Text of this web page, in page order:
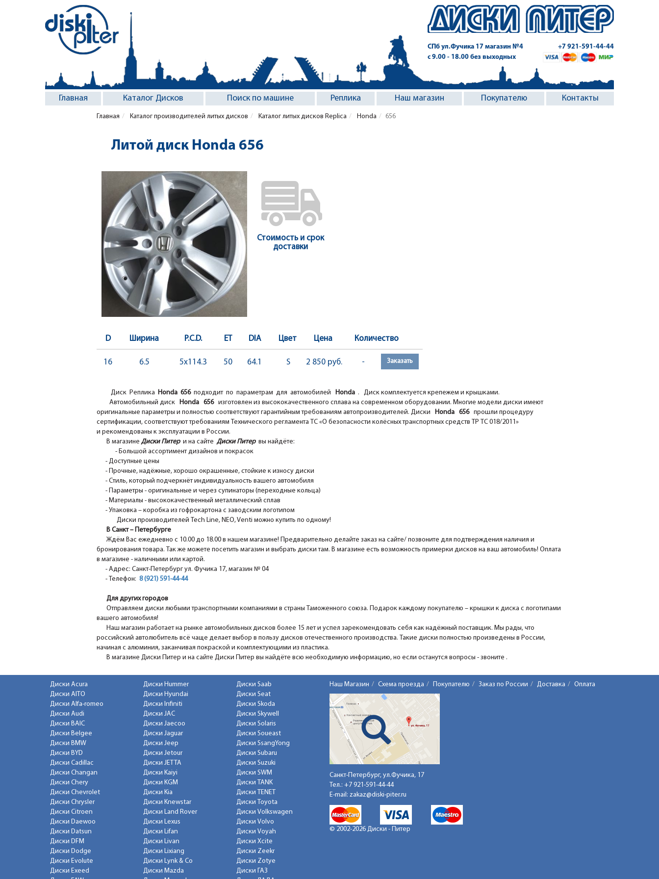
СПб ул.Фучика 17магазин №4
+7 921-591-44-44
с 9.00 - 18.00 без выходных
Главная Каталог Дисков Поиск по машине Реплика Наш магазин Покупателю Контакты
Главная Каталог производителей литых дисков Каталог литых дисков Replica Honda 656
Литой диск Honda 656
Стоимость и срок
доставки
D Ширина P.C.D. ET DIA Цвет Цена Количество
16 6.5 5x114.3 50 64.1 S 2 850 руб. - Заказать
Диск Реплика Honda 656подходит по параметрам для автомобилей Honda . Диск комплектуется крепежем и крышками.
Автомобильный диск
Honda 656 изготовлен из высококачественного сплава на современном оборудовании. Многие модели диски имеют
оригинальные параметры и полностью соответствуют гарантийным требованиям автопроизводителей. Диски Honda 656 прошли процедуру
сертификации, соответствуют требованиям Технического регламента ТС «О безопасности колёсных транспортных средств ТР ТС 018/2011»
и рекомендованы к эксплуатации в России.
В магазине Диски Питер и на сайте Диски Питер вы найдёте:
- Большой ассортимент дизайнов и покрасок
- Доступные цены
- Прочные, надёжные, хорошо окрашенные, стойкие к износу диски
- Стиль, который подчеркнёт индивидуальность вашего автомобиля
- Параметры - оригинальные и через супинаторы (переходные кольца)
- Материалы - высококачественный металлический сплав
- Упаковка – коробка из гофрокартона с заводским логотипом
Диски производителей Tech Line, NEO, Venti можно купить по одному!
В Санкт – Петербурге
Ждём Вас ежедневно с 10.00 до 18.00 в нашем магазине! Предварительно делайте заказ на сайте/ позвоните для подтверждения наличия и
бронирования товара. Так же можете посетить магазин и выбрать диски там. В магазине есть возможность примерки дисков на ваш автомобиль! Оплата
в магазине - наличными или картой.
- Адрес: Санкт-Петербург ул. Фучика 17, магазин № 04
- Телефон: 8 (921) 591-44-44
Для других городов
Отправляем диски любыми транспортными компаниями в страны Таможенного союза. Подарок каждому покупателю – крышки к диска с логотипами
вашего автомобиля!
Наш магазин работает на рынке автомобильных дисков более 15 лет и успел зарекомендовать себя как надёжный поставщик. Мы рады, что
российский автолюбитель всё чаще делает выбор в пользу дисков отечественного производства. Такие диски полностью произведены в России,
начиная с алюминия, заканчивая покраской и комплектующими из пластика.
В магазине Диски Питер и на сайте Диски Питер вы найдёте всю необходимую информацию, но если останутся вопросы - звоните .
Диски Acura
Диски AITO
Диски Alfa-romeo
Диски Audi
Диски BAIC
Диски Belgee
Диски BMW
Диски BYD
Диски Cadillac
Диски Changan
Диски Chery
Диски Chevrolet
Диски Chrysler
Диски Citroen
Диски Daewoo
Диски Datsun
Диски DFM
Диски Dodge
Диски Evolute
Диски Exeed
Диски Hummer
Диски Hyundai
Диски Infiniti
Диски JAC
Диски Jaecoo
Диски Jaguar
Диски Jeep
Диски Jetour
Диски JETTA
Диски Kaiyi
Диски KGM
Диски Kia
Диски Knewstar
Диски Land Rover
Диски Lexus
Диски Lifan
Диски Livan
Диски Lixiang
Диски Lynk & Co
Диски Mazda
Диски Saab
Диски Seat
Диски Skoda
Диски Skywell
Диски Solaris
Диски Soueast
Диски SsangYong
Диски Subaru
Диски Suzuki
Диски SWM
Диски TANK
Диски TENET
Диски Toyota
Диски Volkswagen
Диски Volvo
Диски Voyah
Диски Xcite
Диски Zeekr
Диски Zotye
Диски ГАЗ
Наш Магазин Схема проезда Покупателю Заказ по России Доставка Оплата
Санкт-Петербург, ул.Фучика, 17
Тел.: +7 921-591-44-44
E-mail: zakaz@diski-piter.ru
© 2002-2026 Диски - Питер